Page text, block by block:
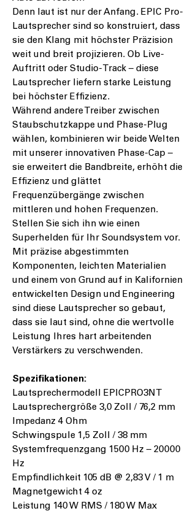
Denn laut ist nur der Anfang. EPIC Pro-
Lautsprecher sind so konstruiert, dass
sie den Klang mit höchster Präzision
weit und breit projizieren. Ob Live-
Auftritt oder Studio-Track – diese
Lautsprecher liefern starke Leistung
bei höchster Effizienz.
Während andere Treiber zwischen
Staubschutzkappe und Phase-Plug
wählen, kombinieren wir beide Welten
mit unserer innovativen Phase-Cap –
sie erweitert die Bandbreite, erhöht die
Effizienz und glättet
Frequenzübergänge zwischen
mittleren und hohen Frequenzen.
Stellen Sie sich ihn wie einen
Superhelden für Ihr Soundsystem vor.
Mit präzise abgestimmten
Komponenten, leichten Materialien
und einem von Grund auf in Kalifornien
entwickelten Design und Engineering
sind diese Lautsprecher so gebaut,
dass sie laut sind, ohne die wertvolle
Leistung Ihres hart arbeitenden
Verstärkers zu verschwenden.
Spezifikationen:
Lautsprechermodell EPICPRO3NT
Lautsprechergröße 3,0 Zoll / 76,2 mm
Impedanz 4 Ohm
Schwingspule 1,5 Zoll / 38 mm
Systemfrequenzgang 1500 Hz – 20000
Hz
Empfindlichkeit 105 dB @ 2,83 V / 1 m
Magnetgewicht 4 oz
Leistung 140 W RMS / 180 W Max